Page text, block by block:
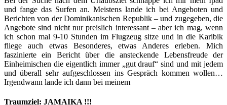
und fange das Surfen an. Meistens lande ich bei Angeboten und
Berichten von der Dominikanischen Republik – und zugegeben, die
Angebote sind nicht nur preislich interessant – aber ich mag, wenn
ich schon mal 9-10 Stunden im Flugzeug sitze und in die Karibik
fliege auch etwas Besonderes, etwas Anderes erleben. Mich
faszinierte ein Bericht über die ansteckende Lebensfreude der
Einheimischen die eigentlich immer „gut drauf“ sind und mit jedem
und überall sehr aufgeschlossen ins Gespräch kommen wollen…
Irgendwann lande ich dann bei meinem
Traumziel: JAMAIKA !!!